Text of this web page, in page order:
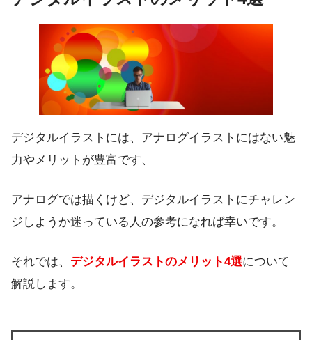
デジタルイラストには、アナログイラストにはない魅
力やメリットが豊富です、
アナログでは描くけど、デジタルイラストにチャレン
ジしようか迷っている人の参考になれば幸いです。
それでは、 デジタルイラストのメリット4選について
解説します。